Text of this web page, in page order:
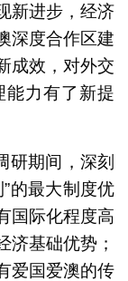
新进步，经济
深度合作区建
成效，对外交
能力有了新提
研期间，深刻
的最大制度优
国际化程度高
济基础优势；
爱国爱澳的传